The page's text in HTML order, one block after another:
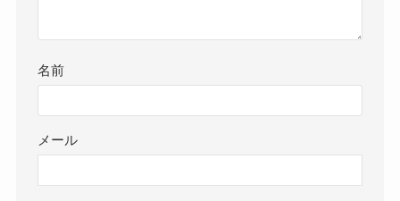
名前
メール